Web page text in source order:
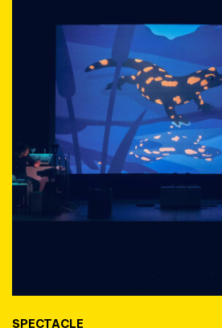
SPECTACLE